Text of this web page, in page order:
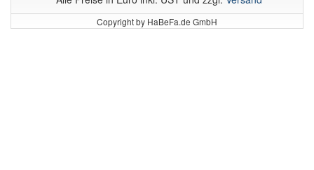
Copyright by HaBeFa.de GmbH